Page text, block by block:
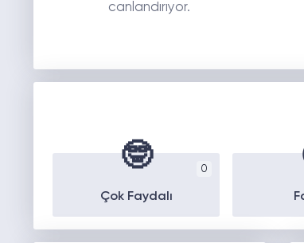
canlandırıyor.
0
🤓
Çok Faydalı